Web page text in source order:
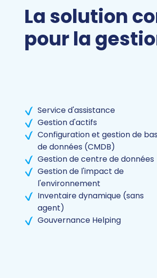
La solution
pour la
Service d'assistance
Gestion d'actifs
Configuration et gestion de
de données (CMDB)
Gestion de centre de données
Gestion de l'impact de
l'environnement
Inventaire dynamique (sans
agent)
Gouvernance Helping